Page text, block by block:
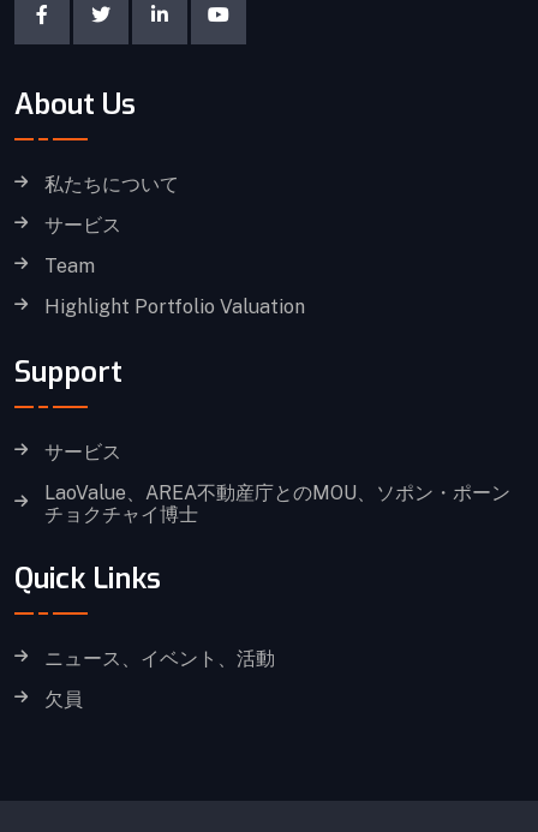
About Us
私たちについて
サービス
Team
Highlight Portfolio Valuation
Support
サービス
LaoValue、AREA不動産庁とのMOU、ソポン・ポーン
チョクチャイ博士
Quick Links
ニュース、イベント、活動
欠員